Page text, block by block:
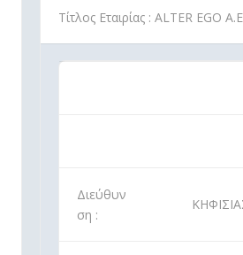
Τίτλος Εταιρίας : ALTER EGO
Διεύθυν
ση :